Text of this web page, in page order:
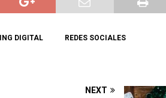
DIGITAL REDES SOCIALES
NEXT